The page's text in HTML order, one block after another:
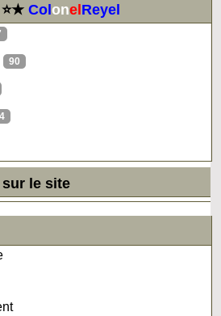
⭐★ColonelReyel
90
le site